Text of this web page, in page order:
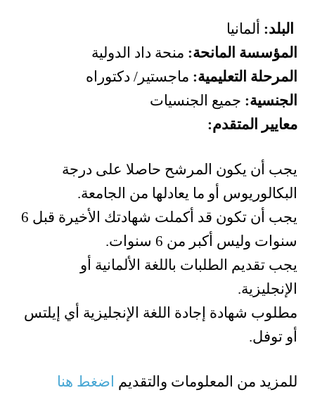
البلد: ألمانيا
المؤسسة المانحة: منحة داد الدولية
المرحلة التعليمية: ماجستير/ دكتوراه
الجنسية: جميع الجنسيات
معايير المتقدم:
يجب أن يكون المرشح حاصلا على درجة
البكالوريوس أو ما يعادلها من الجامعة.
يجب أن تكون قد أكملت شهادتك الأخيرة قبل 6
سنوات وليس أكبر من 6 سنوات.
يجب تقديم الطلبات باللغة الألمانية أو
الإنجليزية.
مطلوب شهادة إجادة اللغة الإنجليزية أي إيلتس
أو توفل.
للمزيد من المعلومات والتقديم اضغط هنا